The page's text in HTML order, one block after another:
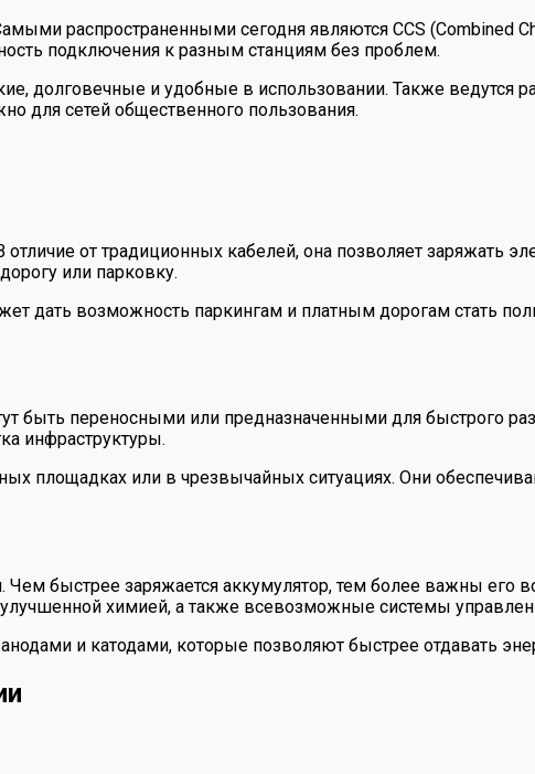
распространенными сегодня являются CCS (Combined
подключения к разным станциям без проблем.
долговечные и удобные в использовании. Также ведутся
для сетей общественного пользования.
от традиционных кабелей, она позволяет заряжать
или парковку.
дать возможность паркингам и платным дорогам стать
быть переносными или предназначенными для быстрого
инфраструктуры.
площадках или в чрезвычайных ситуациях. Они
Чем быстрее заряжается аккумулятор, тем более важны
химией, а также всевозможные системы
и катодами, которые позволяют быстрее отдавать